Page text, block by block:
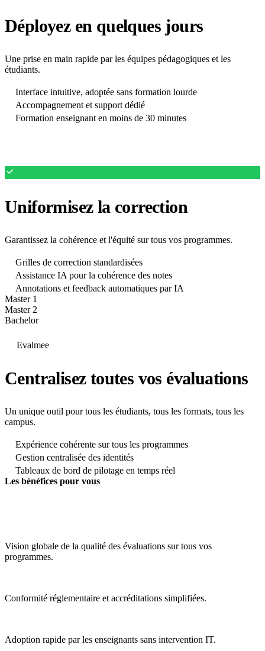
Déployez en quelques jours
Une prise en main rapide par les équipes pédagogiques et les
étudiants.
Interface intuitive, adoptée sans formation lourde
Accompagnement et support dédié
Formation enseignant en moins de 30 minutes
Uniformisez la correction
Garantissez la cohérence et l'équité sur tous vos programmes.
Grilles de correction standardisées
Assistance IA pour la cohérence des notes
Annotations et feedback automatiques par IA
Master 1
Master 2
Bachelor
Evalmee
Centralisez toutes vos évaluations
Un unique outil pour tous les étudiants, tous les formats, tous les
campus.
Expérience cohérente sur tous les programmes
Gestion centralisée des identités
Tableaux de bord de pilotage en temps réel
Les bénéfices pour vous
Vision globale de la qualité des évaluations sur tous vos
programmes.
Conformité réglementaire et accréditations simplifiées.
Adoption rapide par les enseignants sans intervention IT.